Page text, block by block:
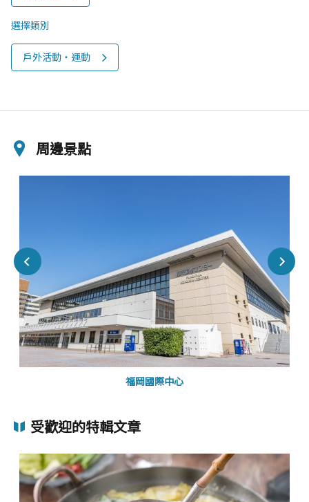
選擇類別
戶外活動‧運動
周邊景點
福岡國際中心
受歡迎的特輯文章